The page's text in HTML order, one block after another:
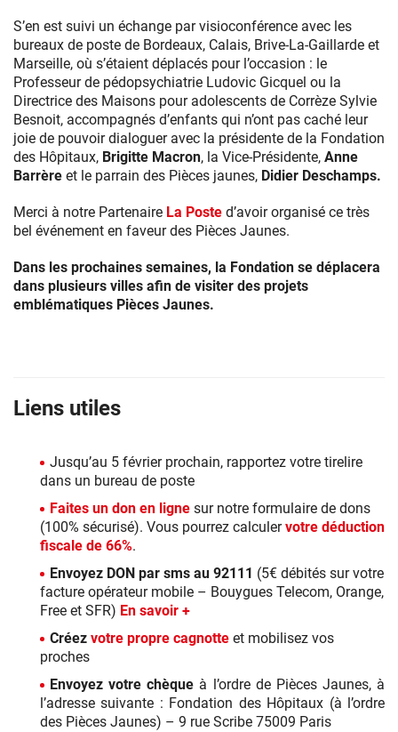
à
la
Poste
du
Louvre
et
en
simultané
dans
villes
française,
améliorer
le
quotidien
hospitalisés
S’en est suivi un échange par visioconférence avec les
bureaux de poste de Bordeaux, Calais, Brive-La-Gaillarde et
Marseille, où s’étaient déplacés pour l’occasion : le
Professeur de pédopsychiatrie Ludovic Gicquel ou la
Directrice des Maisons pour adolescents de Corrèze Sylvie
Besnoit, accompagnés d’enfants qui n’ont pas caché leur
joie de pouvoir dialoguer avec la présidente de la Fondation
des Hôpitaux, Brigitte Macron, la Vice-Présidente, Anne
Barrère et le parrain des Pièces jaunes, Didier Deschamps.
Merci à notre Partenaire La Poste d’avoir organisé ce très
bel événement en faveur des Pièces Jaunes.
Dans les prochaines semaines, la Fondation se déplacera
dans plusieurs villes afin de visiter des projets
emblématiques Pièces Jaunes.
Liens utiles
Jusqu’au 5 février prochain, rapportez votre tirelire
dans un bureau de poste
Faites un don en ligne sur notre formulaire de dons
(100% sécurisé). Vous pourrez calculervotre déduction
fiscale de 66%.
Envoyez DON par sms au 92111 (5€ débités sur votre
facture opérateur mobile – Bouygues Telecom, Orange,
Free et SFR) En savoir +
Créez votre propre cagnotte et mobilisez vos
proches
Envoyez votre chèque à l’ordre de Pièces Jaunes, à
l’adresse suivante : Fondation des Hôpitaux (à l’ordre
des Pièces Jaunes) – 9 rue Scribe 75009 Paris